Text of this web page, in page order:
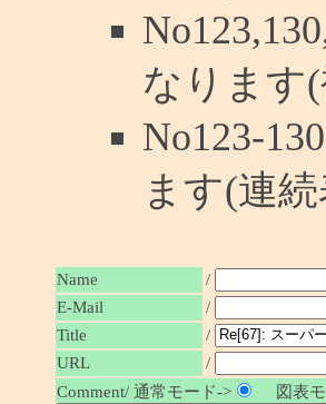
なります
No123-
ます(連続
Name
/
E-Mail
/
Title
/
URL
/
Comment/ 通常モード->
図表モ